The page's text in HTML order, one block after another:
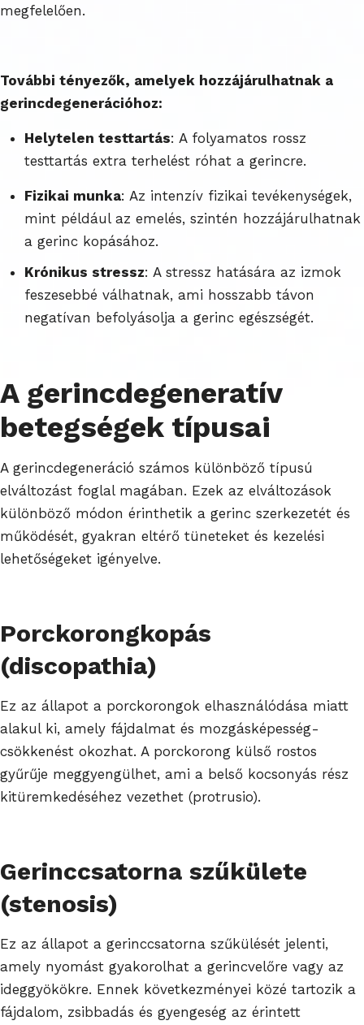
megfelelően.
További tényezők, amelyek hozzájárulhatnak a
gerincdegenerációhoz:
Helytelen testtartás: A folyamatos rossz
testtartás extra terhelést róhat a gerincre.
Fizikai munka: Az intenzív fizikai tevékenységek,
mint például az emelés, szintén hozzájárulhatnak
a gerinc kopásához.
Krónikus stressz: A stressz hatására az izmok
feszesebbé válhatnak, ami hosszabb távon
negatívan befolyásolja a gerinc egészségét.
A gerincdegeneratív
betegségek típusai
A gerincdegeneráció számos különböző típusú
elváltozást foglal magában. Ezek az elváltozások
különböző módon érinthetik a gerinc szerkezetét és
működését, gyakran eltérő tüneteket és kezelési
lehetőségeket igényelve.
Porckorongkopás
(discopathia)
Ez az állapot a porckorongok elhasználódása miatt
alakul ki, amely fájdalmat és mozgásképesség-
csökkenést okozhat. A porckorong külső rostos
gyűrűje meggyengülhet, ami a belső kocsonyás rész
kitüremkedéséhez vezethet (protrusio).
Gerinccsatorna szűkülete
(stenosis)
Ez az állapot a gerinccsatorna szűkülését jelenti,
amely nyomást gyakorolhat a gerincvelőre vagy az
ideggyökökre. Ennek következményei közé tartozik a
fájdalom, zsibbadás és gyengeség az érintett